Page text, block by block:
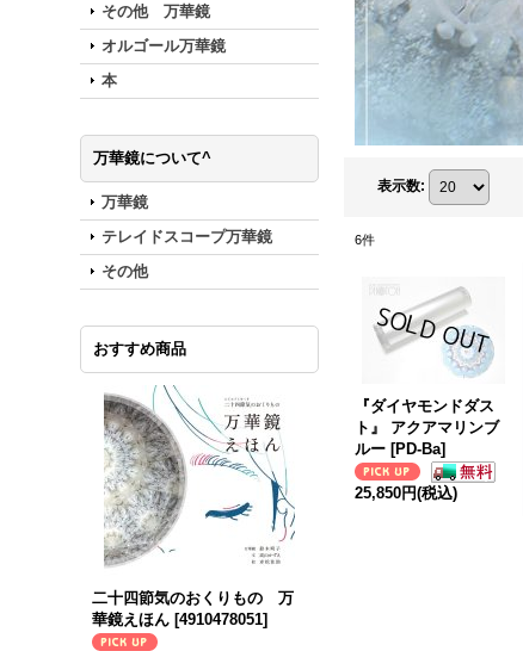
その他 万華鏡
オルゴール万華鏡
本
万華鏡について^
万華鏡
テレイドスコープ万華鏡
その他
おすすめ商品
二十四節気のおくりもの 万
華鏡えほん [4910478051]
表示数:
6件
『ダイヤモンドダス
ト』 アクアマリンブ
ルー [PD-Ba]
25,850円(税込)